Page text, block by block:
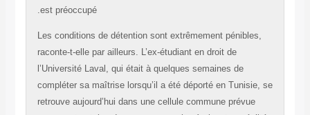
Les conditions de détention sont extrêmement
raconte-t-elle par ailleurs. L’ex-étudiant en droit de
l’Université Laval, qui était à quelques semaines
compléter sa maîtrise lorsqu’il a été déporté en
retrouve aujourd’hui dans une cellule commune